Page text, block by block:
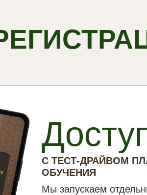
Мы запускаем
С ТЕСТ-ДРАЙВОМ
ОБУЧЕНИЯ